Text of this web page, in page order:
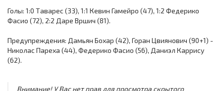
Голы: 1:0 Таварес (33), 1:1 Кевин Гамейро (47), 1:2 Федерико
Фасио (72), 2:2 Даре Вршич (81).
Предупреждения: Дамьян Бохар (42), Горан Цвиянович (90+1) -
Николас Пареха (44), Федерико Фасио (56), Даниэл Каррису
(62).
Внимание! У Вас нет прав для просмотра скрытого